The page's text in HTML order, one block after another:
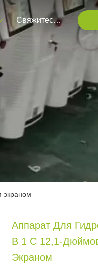
Свяжитесь Мы
экраном
Аппарат Для
В 1 С 12,1-
Экраном